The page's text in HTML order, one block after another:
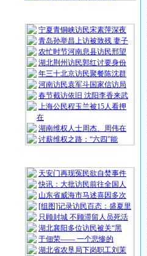
宁夏青铜峡访民宋素萍深夜
青岛孙举昌上访被致残 妻子
农忙时节河南息县访民邢望
湖北荆州访民郭红讨要身份
年三十北京访民聚餐陈沈群
河南访民袁军斗国家信访局
春节截访依旧 沈阳李香来武
上海公民程玉兰被15人看押
在
湖南维权人士周杰、周伟在
讨薪维权之路：“六四”能
天安门再现冤民欲自焚事件
快讯：大批访民前往全国人
山东省威海市马述喜因多次
[组图]记录访民百态：盛夏里
只顾封城 不顾滞留人员死活
湖北襄阳多位访民被关“黑
于佃荣—— 一个悲惨的
湖北省农垦局下岗职工刘茉